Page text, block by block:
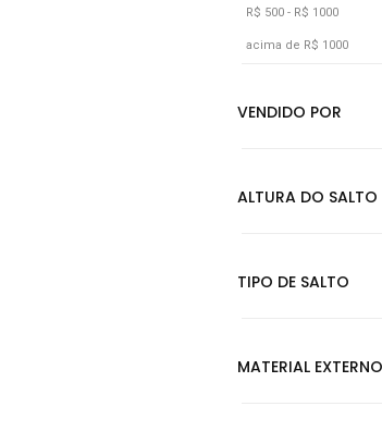
R$ 500 - R$ 1000
acima de R$ 1000